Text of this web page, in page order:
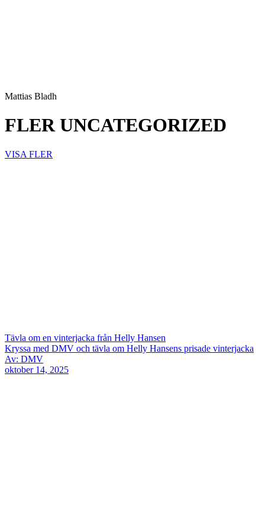
Mattias Bladh
FLER UNCATEGORIZED
VISA FLER
Tävla om en vinterjacka från Helly Hansen
Kryssa med DMV och tävla om Helly Hansens prisade vinterjacka
Av: DMV
oktober 14, 2025